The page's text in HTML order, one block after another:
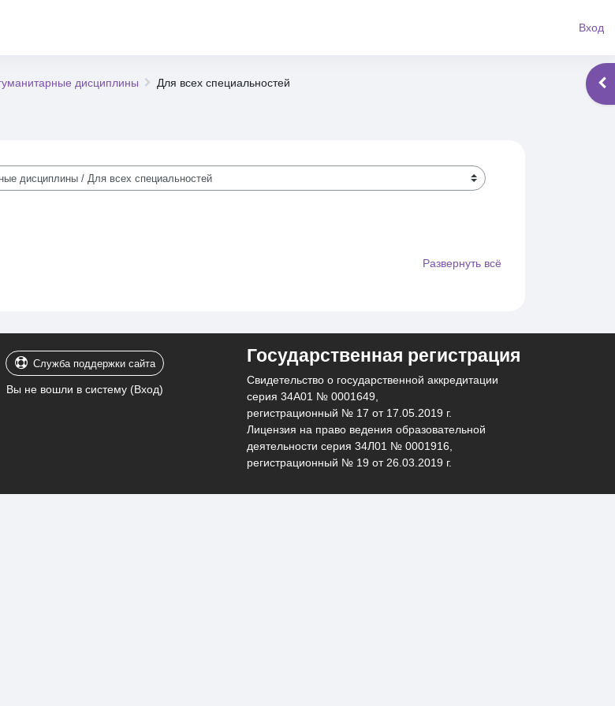
Вход
дисциплины Для всех специальностей
Развернуть всё
Служба поддержки сайта
Вы не вошли в систему (Вход)
Государственная регистрация
Свидетельство о государственной аккредитации
серия 34А01 № 0001649,
регистрационный № 17 от 17.05.2019 г.
Лицензия на право ведения образовательной
деятельности серия 34Л01 № 0001916,
регистрационный № 19 от 26.03.2019 г.